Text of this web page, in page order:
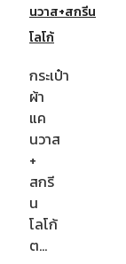
นวาส+สกรีน
โลโก้
กระเป๋า
ผ้า
แค
นวาส
+
สกรี
น
โลโก้
ต…